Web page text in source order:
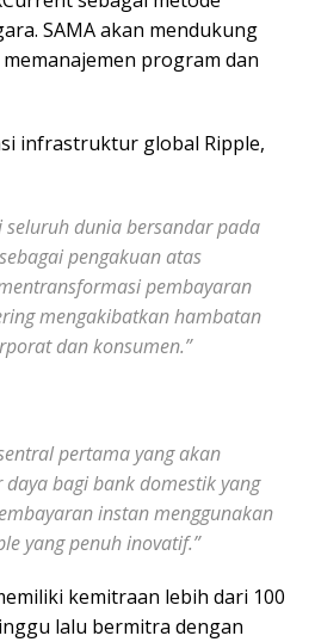
SAMA akan mendukung
program dan
infrastruktur global Ripple,
seluruh dunia bersandar pada
pengakuan atas
pembayaran
mengakibatkan hambatan
dan konsumen.”
pertama yang akan
bagi bank domestik yang
instan menggunakan
yang penuh inovatif.”
kemitraan lebih dari 100
lalu bermitra dengan